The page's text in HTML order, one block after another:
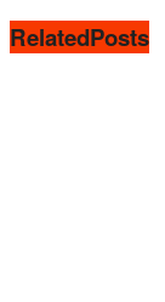
RelatedPosts